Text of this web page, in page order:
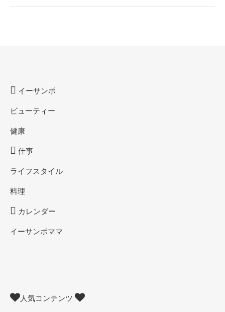
イーサンポ
ビューティー
健康
仕事
ライフスタイル
料理
カレンダー
イーサンポママ
人気コンテンツ